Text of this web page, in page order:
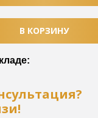
В КОРЗИНУ